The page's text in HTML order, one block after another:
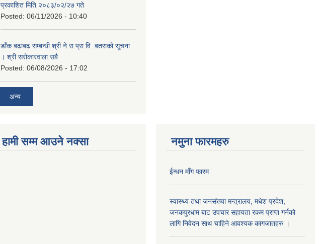
प्रकाशित मिति २०८३/०२/२७ गते
Posted: 06/11/2026 - 10:40
डाँक बढाबढ सम्बन्धी श्री ने.रा.प्रा.वि. बतराको सूचना
। श्री सरोकारवाला सबै
Posted: 06/08/2026 - 17:02
अन्य
हामी सम्म आउने नक्सा नमुना फारमहरु
ईन्धन माँग फारम
स्वास्थ्य तथा जनसंख्या मन्त्रालय, मधेश प्रदेश,
जनकपुरधाम बाट उपचार सहायता रकम प्राप्त गर्नको
लागि निवेदन साथ चाहिने आवश्यक कागजातहरु ।